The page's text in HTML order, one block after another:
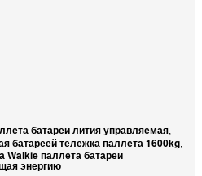
батареи лития управляемая,
батареей тележка паллета 1600kg,
Walkie паллета батареи
энергию